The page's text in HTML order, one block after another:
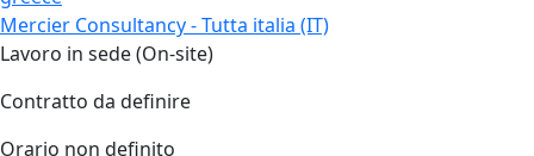
Mercier Consultancy - Tutta italia (IT)
Lavoro in sede (On-site)
Contratto da definire
Orario non definito